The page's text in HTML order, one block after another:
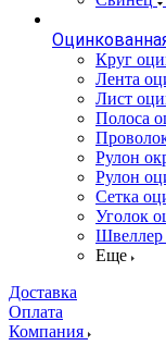
Круг
Лента
Лист
Полоса
Рулон
Рулон
Сетка
Уголок
Швеллер
Еще
Доставка
Оплата
Компания